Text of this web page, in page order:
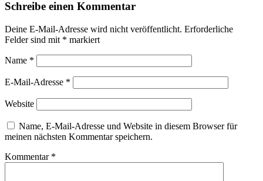
Schreibe einen Kommentar
Deine E-Mail-Adresse wird nicht veröffentlicht. Erforderliche
Felder sind mit * markiert
Name *
E-Mail-Adresse *
Website
Name, E-Mail-Adresse und Website in diesem Browser für
meinen nächsten Kommentar speichern.
Kommentar *